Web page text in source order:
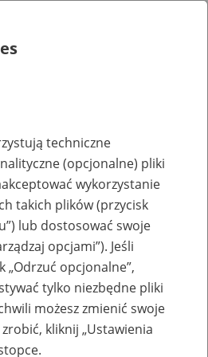
lub
zakładów pracy
techniczne
(opcjonalne) pliki
wykorzystanie
takich plików (przycisk
lub dostosować swoje
opcjami”). Jeśli
„Odrzuć opcjonalne”,
tylko niezbędne pliki
możesz zmienić swoje
kliknij „Ustawienia